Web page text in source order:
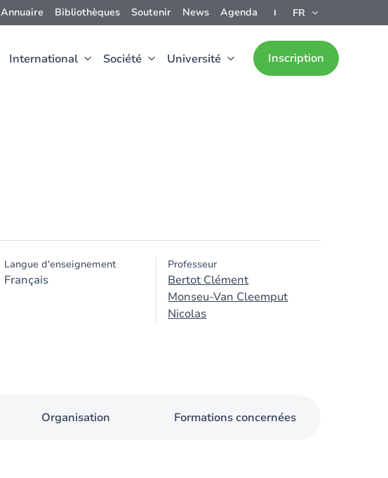
Annuaire Bibliothèques Soutenir News Agenda FR
International Société Université Inscription
Langue d'enseignement
Français
Professeur
Bertot Clément
Monseu-Van Cleemput
Nicolas
Organisation Formations concernées